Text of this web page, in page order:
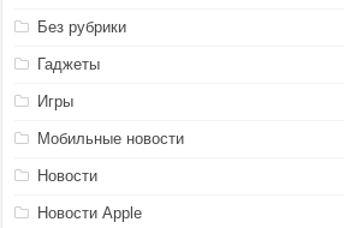
Без рубрики
Гаджеты
Игры
Мобильные новости
Новости
Новости Apple